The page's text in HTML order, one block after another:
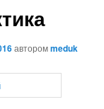
авторомmeduk